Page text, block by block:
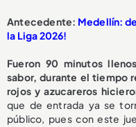
Antecedente: Medellín:
la Liga 2026!
Fueron 90 minutos
sabor, durante el tiempo
rojos y azucareros
que de entrada ya se
público, pues con este